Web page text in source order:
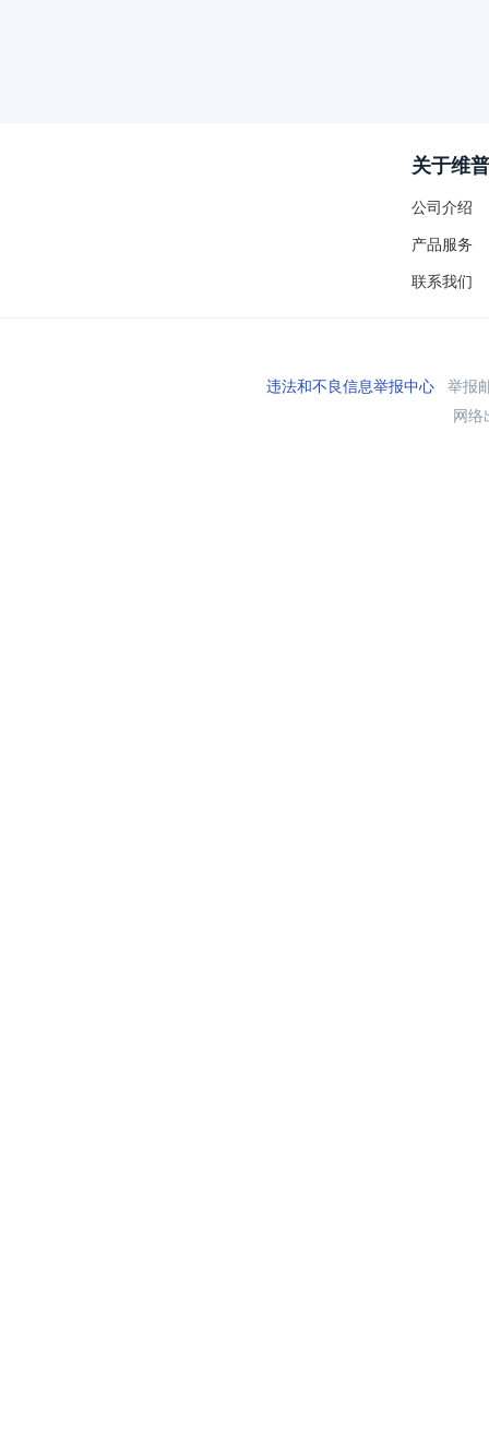
关于维普
公司介绍
产品服务
联系我们
违法和不良信息举报中心举报
网